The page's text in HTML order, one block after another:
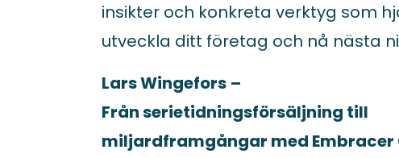
insikter och konkreta verktyg som
utveckla ditt företag och nå nästa
Lars Wingefors –
Från serietidningsförsäljning till
miljardframgångar med Embracer